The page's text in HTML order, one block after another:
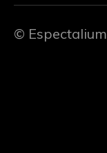
© Espectalium